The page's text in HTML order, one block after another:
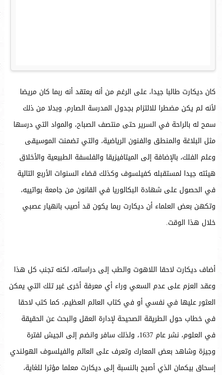
كان ديكارت طالبا جيدا، على الرغم من أنه يعتقد أنه ربما كان مريضا
لأنه لم يكن مضطرا للالتزام بجدول المدرسة الصارم، وبدلا من ذلك
سمح له بالراحة في السرير حتى منتصف الصباح، والمواد التي درسها
مثل البلاغة والمنطق والفنون الرياضية، والتي تضمنت الموسيقى
وعلم الفلك، بالإضافة إلى الميتافيزيقا والفلسفة الطبيعية والأخلاق
هيئته جيدا لمستقبله كفيلسوف وكذلك قضاء السنوات الأربع التالية
في الحصول على شهادة البكالوريا في القانون من جامعة بواتييه،
وتكهن بعض العلماء أن ديكارت ربما يكون قد أصيب بانهيار عصبي
خلال هذا الوقت.
أضاف ديكارت لاحقا اللاهوت والطب إلى دراساته، لكنه تجنب كل هذا
وعقد العزم على عدم السعي وراء أي معرفة أخرى غير تلك التي يمكن
العثور عليها في نفسي أو في كتاب العالم العظيم، كما كتب لاحقا
في خطاب حول الطريقة الصحيحة لإدارة العقل والبحث عن الحقيقة
في العلوم، نشر عام 1637، ولذلك سافر وانضم إلى الجيش لفترة
وجيزة وشاهد بعض المعارك وتعرف على العالم والفيلسوف الهولندي
إسحاق بيكمان الذي أصبح بالنسبة إلى ديكارت معلما مؤثرا للغاية،